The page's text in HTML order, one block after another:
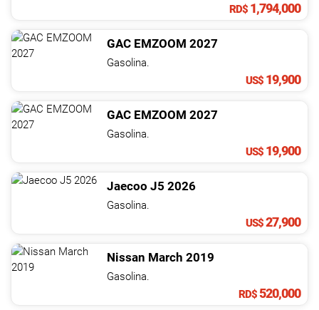
RD$ 1,794,000
GAC EMZOOM 2027
Gasolina.
US$ 19,900
GAC EMZOOM 2027
Gasolina.
US$ 19,900
Jaecoo J5 2026
Gasolina.
US$27,900
Nissan March 2019
Gasolina.
RD$520,000